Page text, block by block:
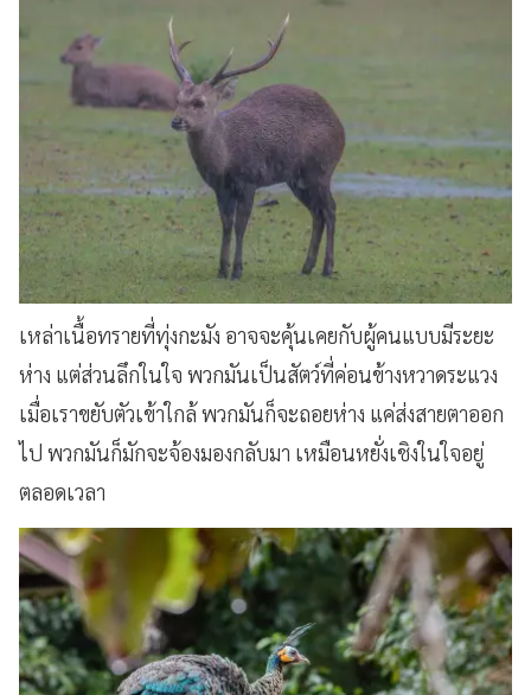
เหล่าเนื้อทรายที่ทุ่งกะมัง อาจจะคุ้นเคยกับผู้คนแบบมีระยะ
ห่าง แต่ส่วนลึกในใจ พวกมันเป็นสัตว์ที่ค่อนข้างหวาดระแวง
เมื่อเราขยับตัวเข้าใกล้ พวกมันก็จะถอยห่าง แค่ส่งสายตาออก
ไป พวกมันก็มักจะจ้องมองกลับมา เหมือนหยั่งเชิงในใจอยู่
ตลอดเวลา